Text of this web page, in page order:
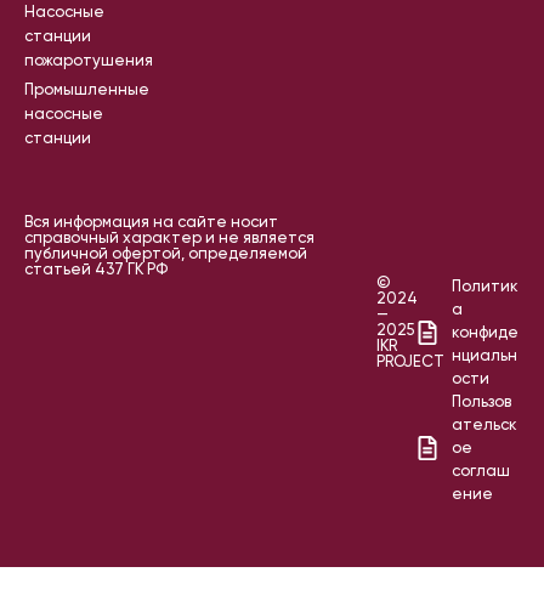
Насосные
станции
пожаротушения
Промышленные
насосные
станции
Вся информация на сайте носит
справочный характер и не является
публичной офертой, определяемой
статьей 437 ГК РФ
©
2024
—
2025
IKR
PROJECT
Политик
а
конфиде
нциальн
ости
Пользов
ательск
ое
соглаш
ение